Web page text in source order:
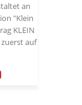
an
"Klein
KLEIN
auf